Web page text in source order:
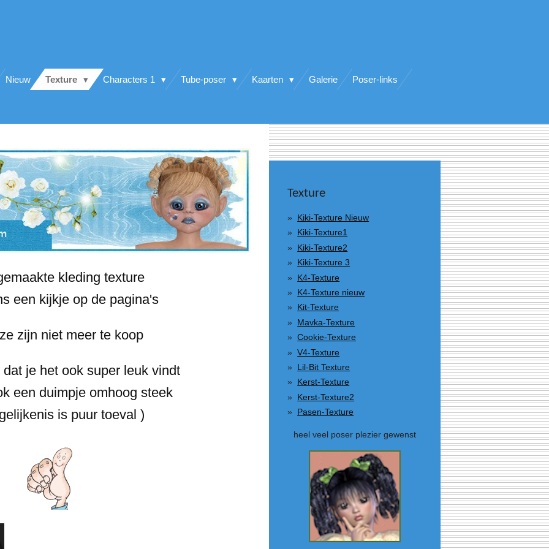
Nieuw Texture Characters 1 Tube-poser Kaarten Galerie Poser-links
kleding texture
een kijkje op de pagina's
zijn niet meer te koop
je het ook super leuk vindt
een duimpje omhoog steek
is puur toeval )
Texture
Kiki-Texture Nieuw
Kiki-Texture1
Kiki-Texture2
Kiki-Texture 3
K4-Texture
K4-Texture nieuw
Kit-Texture
Mavka-Texture
Cookie-Texture
V4-Texture
Lil-Bit Texture
Kerst-Texture
Kerst-Texture2
Pasen-Texture
heel veel poser plezier gewenst